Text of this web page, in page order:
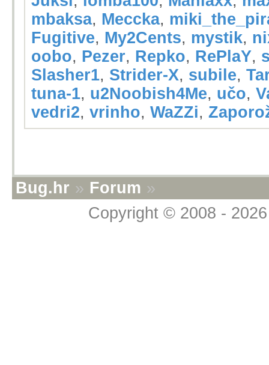
mbaksa, Meccka,
Fugitive, My2Cents, mystik,
oobo, Pezer, Repko, RePlaY,
Slasher1, Strider-X, subile,
tuna-1, u2Noobish4Me, učo,
vedri2, vrinho, WaZZi,
Bug.hr » Forum »
Copyright © 2008 -